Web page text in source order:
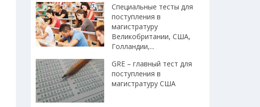
Специальные тесты для
поступления в
магистратуру
Великобритании, США,
Голландии,...
GRE – главный тест для
поступления в
магистратуру США